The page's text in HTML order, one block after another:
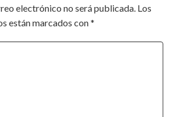
electrónico no será publicada. Los
están marcados con*